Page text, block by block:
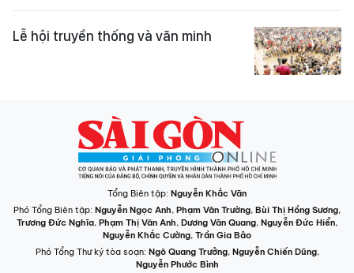
Lễ hội truyền thống và văn minh
Tổng Biên tập: Nguyễn Khắc Văn
Phó Tổng Biên tập: Nguyễn Ngọc Anh, Phạm Văn Trường, Bùi Thị Hồng Sương,
Trương Đức Nghĩa, Phạm Thị Vân Anh, Dương Văn Quang, Nguyễn Đức Hiển,
Nguyễn Khắc Cường, Trần Gia Bảo
Phó Tổng Thư ký tòa soạn: Ngô Quang Trưởng, Nguyễn Chiến Dũng,
Nguyễn Phước Bình